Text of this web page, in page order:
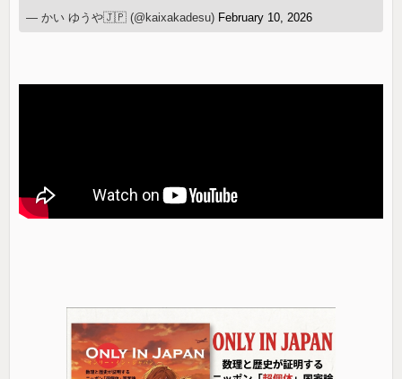
— かい ゆうや🇯🇵 (@kaixakadesu) February 10, 2026